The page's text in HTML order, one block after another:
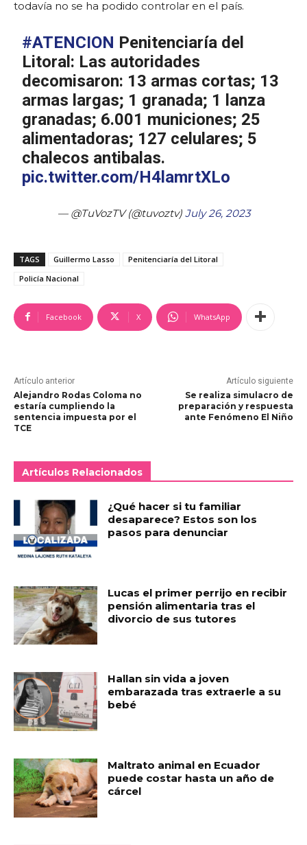
todavía no se ha podido controlar en el país.
#ATENCION Penitenciaría del
Litoral: Las autoridades
decomisaron: 13 armas cortas; 13
armas largas; 1 granada; 1 lanza
granadas; 6.001 municiones; 25
alimentadoras; 127 celulares; 5
chalecos antibalas.
pic.twitter.com/H4lamrtXLo
— @TuVozTV (@tuvoztv) July 26, 2023
TAGS Guillermo Lasso
Penitenciaría del Litoral
Policía Nacional
Facebook X WhatsApp
Artículo anterior
Alejandro Rodas Coloma no
estaría cumpliendo la
sentencia impuesta por el
TCE
Artículo siguiente
Se realiza simulacro de
preparación y respuesta
ante Fenómeno El Niño
Artículos Relacionados
¿Qué hacer si tu familiar
desaparece? Estos son los
pasos para denunciar
Lucas el primer perrijo en recibir
pensión alimentaria tras el
divorcio de sus tutores
Hallan sin vida a joven
embarazada tras extraerle a su
bebé
Maltrato animal en Ecuador
puede costar hasta un año de
cárcel